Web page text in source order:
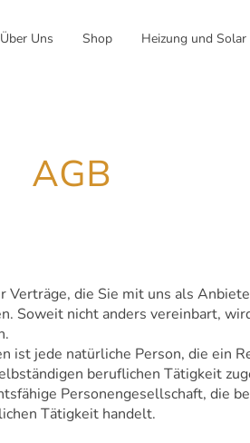
Über Uns Shop Heizung und Solar
AGB
die Sie mit uns als
nicht anders vereinbart,
ist jede natürliche Person, die ein
beruflichen Tätigkeit
Personengesellschaft, die
Tätigkeit handelt.